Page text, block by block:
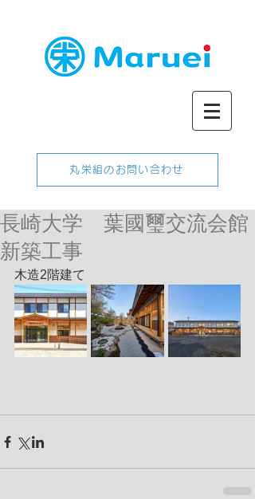
丸栄組のお問い合わせ
長崎大学 葉國璽交流会館
新築工事
木造2階建て